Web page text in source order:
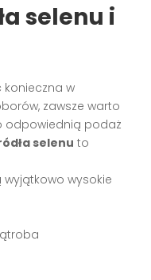
selenu i
w
zawsze warto
odpowiednią podaż
selenu to
wysokie